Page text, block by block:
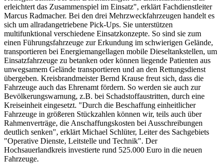
erleichtert das Zusammenspiel im Einsatz", erklärt Fachdienstleiter
Marcus Radmacher. Bei den drei Mehrzweckfahrzeugen handelt es
sich um allradangetriebene Pick-Ups. Sie unterstützen
multifunktional verschiedene Einsatzkonzepte. So sind sie zum
einen Führungsfahrzeuge zur Erkundung im schwierigen Gelände,
transportieren bei Energiemangellagen mobile Dieseltankstellen, um
Einsatzfahrzeuge zu betanken oder können liegende Patienten aus
unwegsamem Gelände transportieren und an den Rettungsdienst
übergeben. Kreisbrandmeister Bernd Krause freut sich, dass die
Fahrzeuge auch das Ehrenamt fördern. So werden sie auch zur
Bevölkerungswarnung, z.B. bei Schadstoffaustritten, durch eine
Kreiseinheit eingesetzt. "Durch die Beschaffung einheitlicher
Fahrzeuge in größeren Stückzahlen können wir, teils auch über
Rahmenverträge, die Anschaffungskosten bei Ausschreibungen
deutlich senken", erklärt Michael Schlüter, Leiter des Sachgebiets
"Operative Dienste, Leitstelle und Technik". Der
Hochsauerlandkreis investierte rund 525.000 Euro in die neuen
Fahrzeuge.